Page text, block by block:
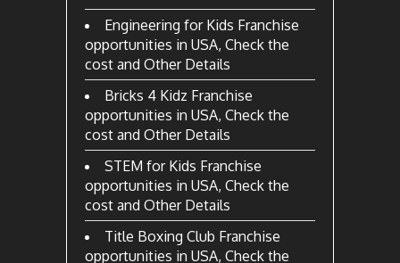
Engineering for Kids Franchise
opportunities in USA, Check the
cost and Other Details
Bricks 4 Kidz Franchise
opportunities in USA, Check the
cost and Other Details
STEM for Kids Franchise
opportunities in USA, Check the
cost and Other Details
Title Boxing Club Franchise
opportunities in USA, Check the